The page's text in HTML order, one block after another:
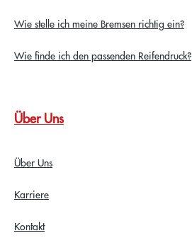
Wie stelle ich meine Bremsen richtig ein?
Wie finde ich den passenden Reifendruck?
Über Uns
Über Uns
Karriere
Kontakt